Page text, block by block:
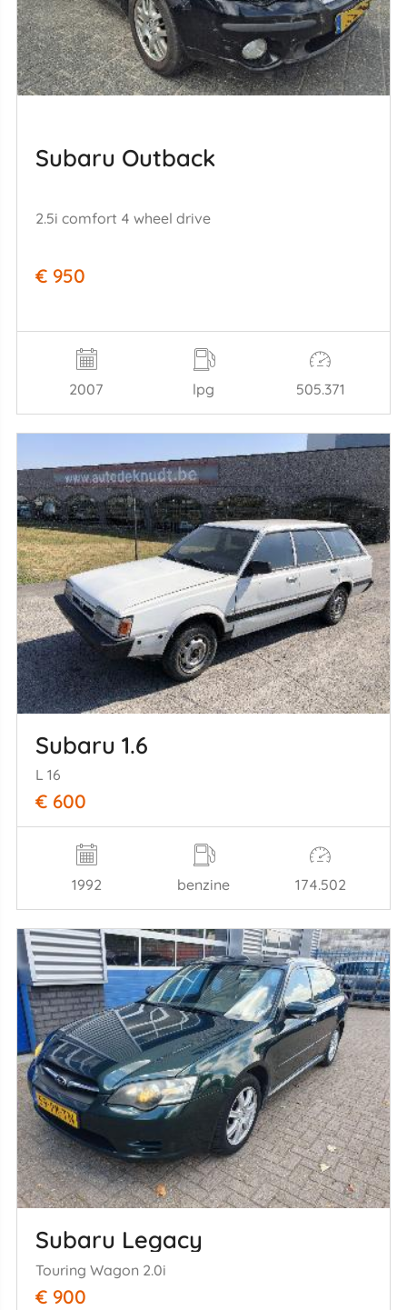
Subaru Outback
2.5i comfort 4 wheel drive
€ 950
2007 lpg 505.371
Subaru 1.6
L 16
€ 600
1992 benzine 174.502
Subaru Legacy
Touring Wagon 2.0i
€ 900